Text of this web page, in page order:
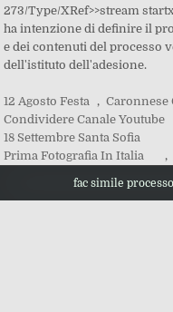
12 Agosto Festa , Caronnese
Condividere Canale Youtube
18 Settembre Santa Sofia
Prima Fotografia In Italia
,
fac simile